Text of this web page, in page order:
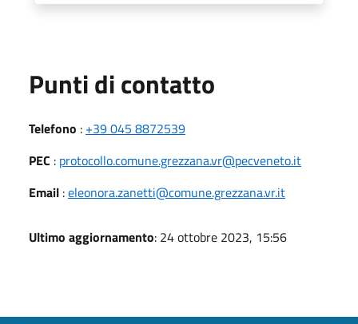
Punti di contatto
Telefono : +39 045 8872539
PEC : protocollo.comune.grezzana.vr@pecveneto.it
Email :eleonora.zanetti@comune.grezzana.vr.it
Ultimo aggiornamento: 24 ottobre 2023, 15:56